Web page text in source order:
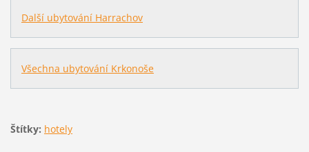
Další ubytování Harrachov
Všechna ubytování Krkonoše
Štítky: hotely